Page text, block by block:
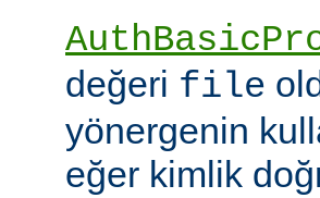
değeri file
yönergenin
eğer kimlik